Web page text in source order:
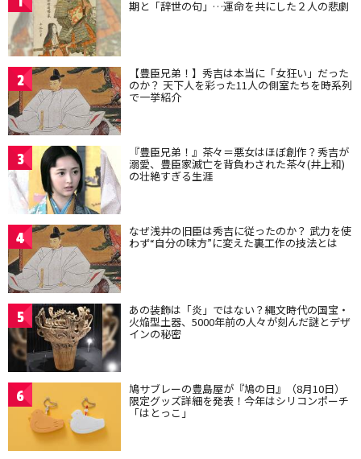
期と「辞世の句」…運命を共にした２人の悲劇
2 【豊臣兄弟！】秀吉は本当に「女狂い」だった
のか？ 天下人を彩った11人の側室たちを時系列
で一挙紹介
3 『豊臣兄弟！』茶々＝悪女はほぼ創作？秀吉が
溺愛、豊臣家滅亡を背負わされた茶々(井上和)
の壮絶すぎる生涯
4 なぜ浅井の旧臣は秀吉に従ったのか？ 武力を使
わず“自分の味方”に変えた裏工作の技法とは
5 あの装飾は「炎」ではない？縄文時代の国宝・
火焔型土器、5000年前の人々が刻んだ謎とデザ
インの秘密
6 鳩サブレーの豊島屋が『鳩の日』（8月10日）
限定グッズ詳細を発表！今年はシリコンポーチ
「はとっこ」